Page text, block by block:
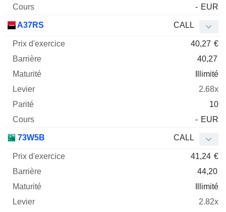
- EUR
A37RS CALL
40,27 €
40,27
Illimité
2.68x
10
- EUR
73W5B CALL
41,24 €
44,20
Illimité
2.82x